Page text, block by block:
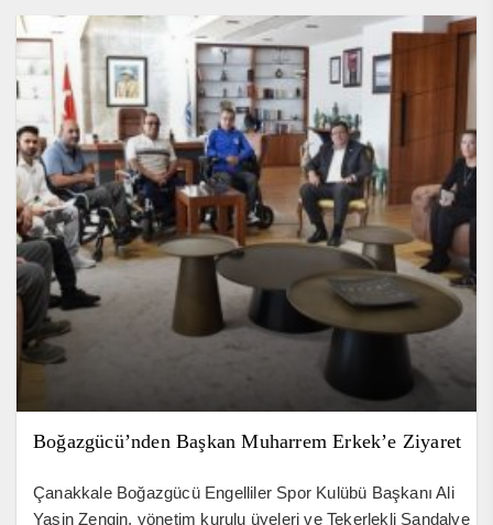
Boğazgücü’nden Başkan Muharrem Erkek’e Ziyaret
Çanakkale Boğazgücü Engelliler Spor Kulübü Başkanı Ali
Yasin Zengin, yönetim kurulu üyeleri ve Tekerlekli Sandalye